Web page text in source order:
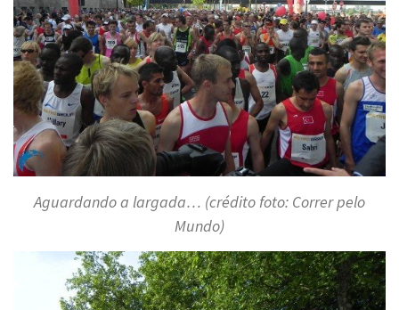
Aguardando a largada… (crédito foto: Correr pelo
Mundo)